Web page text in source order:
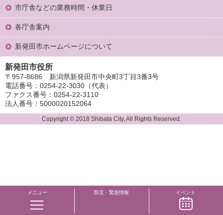
メニュー 防災・緊急情報 イベント
市庁舎などの業務時間・休業日
各庁舎案内
新発田市ホームページについて
新発田市役所
〒957-8686 新潟県新発田市中央町3丁目3番3号
電話番号：0254-22-3030（代表）
ファクス番号：0254-22-3110
法人番号：5000020152064
Copyright © 2018 Shibata City, All Rights Reserved.